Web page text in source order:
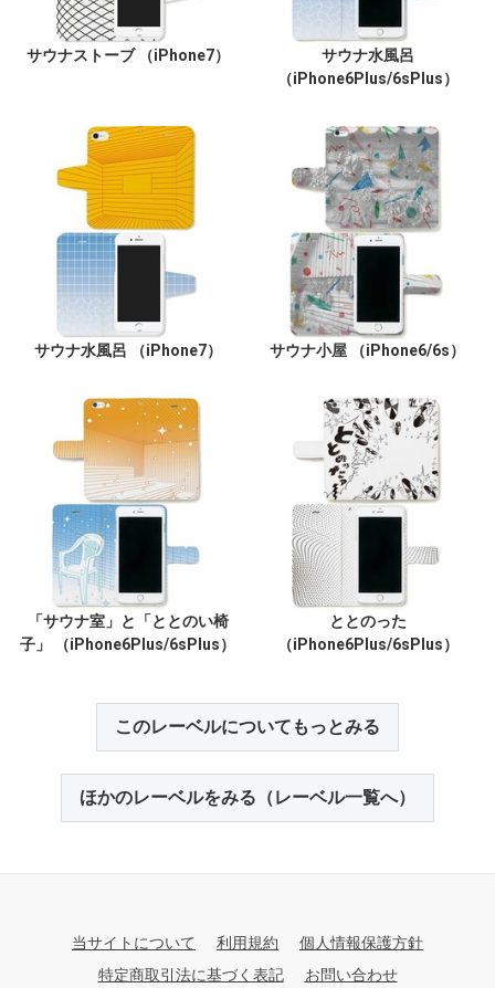
サウナストーブ （iPhone7）
サウナ水風呂
（iPhone6Plus/6sPlus）
サウナ水風呂 （iPhone7） サウナ小屋 （iPhone6/6s）
「サウナ室」と「ととのい椅
子」 （iPhone6Plus/6sPlus）
ととのった
（iPhone6Plus/6sPlus）
このレーベルについてもっとみる
ほかのレーベルをみる（レーベル一覧へ）
当サイトについて 利用規約
個人情報保護方針
特定商取引法に基づく表記
お問い合わせ